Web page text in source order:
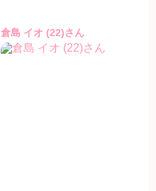
倉島 イオ (22)さん